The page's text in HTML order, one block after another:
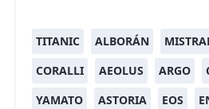
TITANIC ALBORÁN
CORALLI
AEOLUS ARGO
YAMATO
ASTORIA EOS